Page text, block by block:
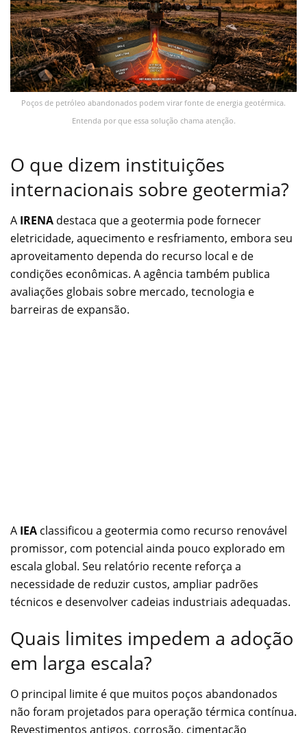
Poços de petróleo abandonados podem virar fonte de energia geotérmica.
Entenda por que essa solução chama atenção.
O que dizem instituições
internacionais sobre geotermia?
A IRENA destaca que a geotermia pode fornecer
eletricidade, aquecimento e resfriamento, embora seu
aproveitamento dependa do recurso local e de
condições econômicas. A agência também publica
avaliações globais sobre mercado, tecnologia e
barreiras de expansão.
A IEA classificou a geotermia como recurso renovável
promissor, com potencial ainda pouco explorado em
escala global. Seu relatório recente reforça a
necessidade de reduzir custos, ampliar padrões
técnicos e desenvolver cadeias industriais adequadas.
Quais limites impedem a adoção
em larga escala?
O principal limite é que muitos poços abandonados
não foram projetados para operação térmica contínua.
Revestimentos antigos, corrosão, cimentação